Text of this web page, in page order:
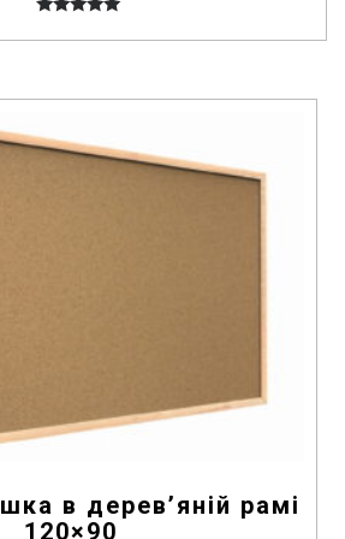
out of 5
в дерев’яній рамі
120×90